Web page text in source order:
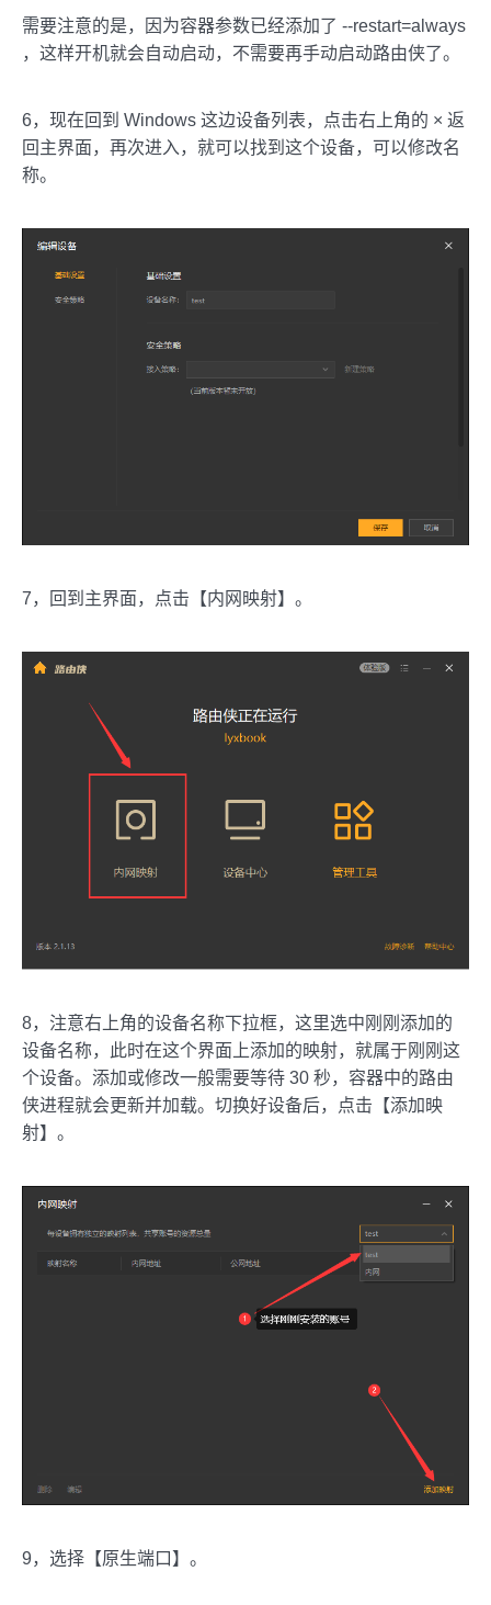
需要注意的是，因为容器参数已经添加了 --restart=always
，这样开机就会自动启动，不需要再手动启动路由侠了。
6，现在回到 Windows 这边设备列表，点击右上角的 × 返
回主界面，再次进入，就可以找到这个设备，可以修改名
称。
7，回到主界面，点击【内网映射】。
8，注意右上角的设备名称下拉框，这里选中刚刚添加的
设备名称，此时在这个界面上添加的映射，就属于刚刚这
个设备。添加或修改一般需要等待 30 秒，容器中的路由
侠进程就会更新并加载。切换好设备后，点击【添加映
射】。
9，选择【原生端口】。